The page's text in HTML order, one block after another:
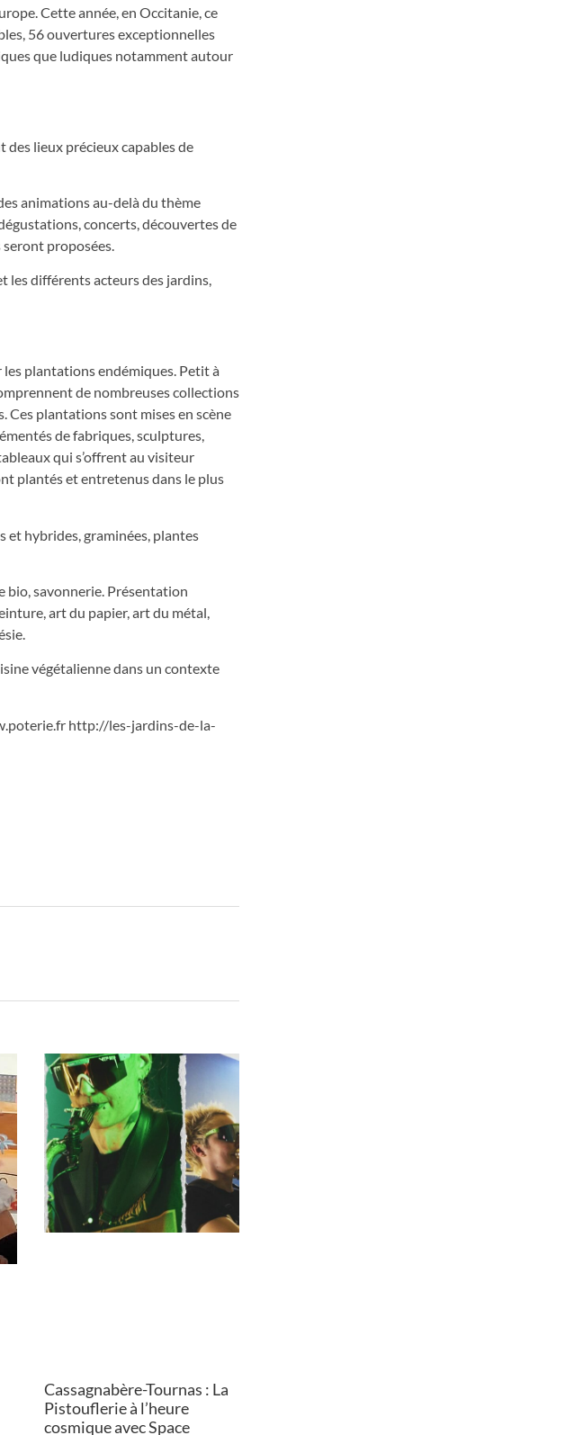
Cette année, en Occitanie, ce
56 ouvertures exceptionnelles
que ludiques notamment autour
lieux précieux capables de
animations au-delà du thème
concerts, découvertes de
proposées.
les différents acteurs des jardins,
plantations endémiques. Petit à
de nombreuses collections
Ces plantations sont mises en scène
de fabriques, sculptures,
qui s’offrent au visiteur
plantés et entretenus dans le plus
et hybrides, graminées, plantes
bio, savonnerie. Présentation
art du papier, art du métal,
végétalienne dans un contexte
http://les-jardins-de-la-
Cassagnabère-Tournas : La
Pistouflerie à l’heure
cosmique avec Space